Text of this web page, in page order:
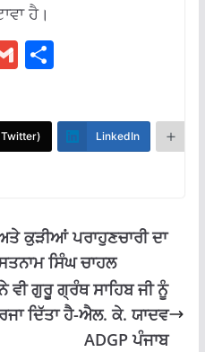
ਹੈ।
G
ai
l
S
ar
e LinkedIn
ਕੁੜੀਆਂ ਪਰਾਹੁਣਚਾਰੀ ਦਾ
ਸਿੰਘ ਚਾਹਲ
ਵੀ ਗੁਰੂ ਗ੍ਰੰਥ ਸਾਹਿਬ ਜੀ ਨੂੰ
ਦਿੱਤਾ ਹੈ-ਐਲ. ਕੇ. ਯਾਦਵ
ADGP ਪੰਜਾਬ